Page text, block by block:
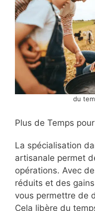
du
Plus de Temps
La spécialisation
artisanale permet
opérations. Avec
réduits et des
vous permettre de
Cela libère du